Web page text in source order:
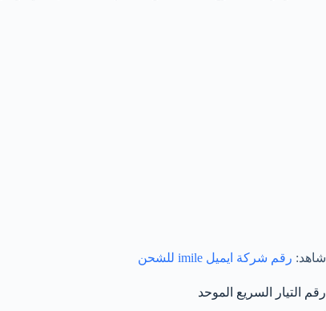
شاهد: رقم شركة ايميل imile للشحن
رقم التيار السريع الموحد